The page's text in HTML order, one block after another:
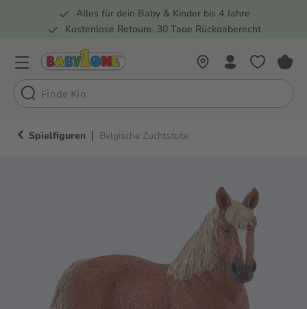
Zur Hauptnavigation springen
Alles für dein Baby & Kinder bis 4 Jahre
Kostenlose Retoure, 30 Tage Rückgaberecht
Spielfiguren | Belgische Zuchtstute